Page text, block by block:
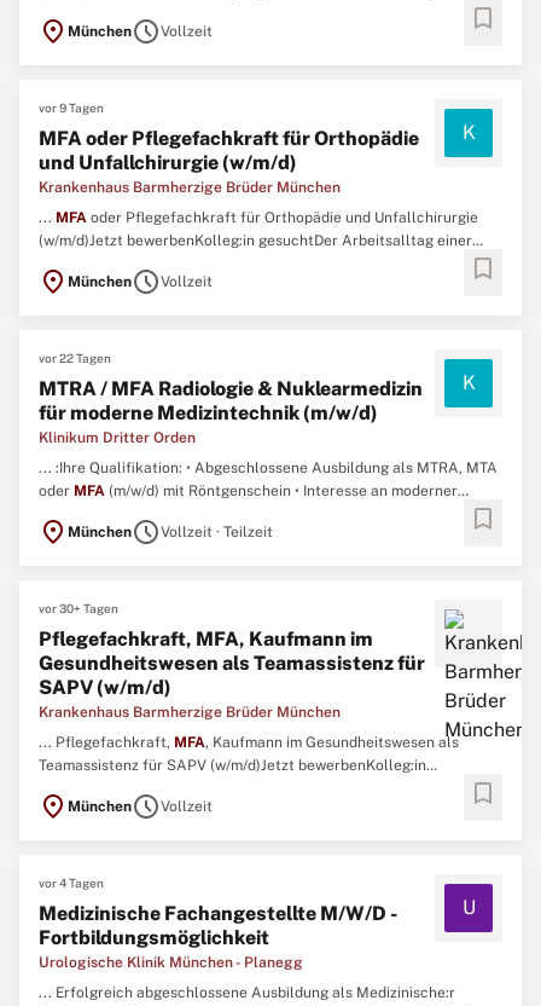
Klinik für Orthopädie und Unfallchirurgie fasziniert Sie? Sie sind ein
Organisationstalent und bewahren auch in turbulenten Situationen
location_on MünchenscheduleVollzeit bookmark
vor 9 Tagen
MFA oder Pflegefachkraft für Orthopädie
und Unfallchirurgie (w/m/d)
Krankenhaus Barmherzige Brüder München
K
... MFA oder Pflegefachkraft für Orthopädie und Unfallchirurgie
(w/m/d)Jetzt bewerbenKolleg:in gesuchtDer Arbeitsalltag einer
Klinik für Orthopädie und Unfallchirurgie fasziniert Sie? Sie sind ein
Organisationstalent und bewahren auch in turbulenten Situationen
location_on MünchenscheduleVollzeit bookmark
vor 22 Tagen
MTRA / MFA Radiologie & Nuklearmedizin
für moderne Medizintechnik (m/w/d)
Klinikum Dritter Orden
K
... :Ihre Qualifikation: • Abgeschlossene Ausbildung als MTRA, MTA
oder MFA (m/w/d) mit Röntgenschein • Interesse an moderner
Verantwortungsbewusstsein • Ausgeprägte
location_on MünchenscheduleVollzeit · Teilzeit bookmark
vor 30+ Tagen
Pflegefachkraft, MFA, Kaufmann im
Gesundheitswesen als Teamassistenz für
SAPV (w/m/d)
Krankenhaus Barmherzige Brüder München
... Pflegefachkraft, MFA, Kaufmann im Gesundheitswesen als
Teamassistenz für SAPV (w/m/d)Jetzt bewerbenKolleg:in
langweilig? Sie sind nicht nur administrativer Allrounder, sondern
location_on MünchenscheduleVollzeit bookmark
vor 4 Tagen
Medizinische Fachangestellte M/W/D -
Fortbildungsmöglichkeit
Urologische Klinik München - Planegg
U
... Erfolgreich abgeschlossene Ausbildung als Medizinische:r